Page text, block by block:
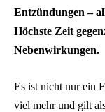
Entzündungen –
Höchste Zeit
Nebenwirkungen.
Es ist nicht nur ein
viel mehr und gilt